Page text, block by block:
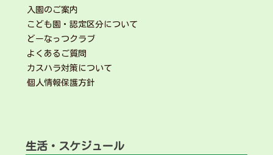
入園のご案内
こども園・認定区分について
どーなっつクラブ
よくあるご質問
カスハラ対策について
個人情報保護方針
生活・スケジュール